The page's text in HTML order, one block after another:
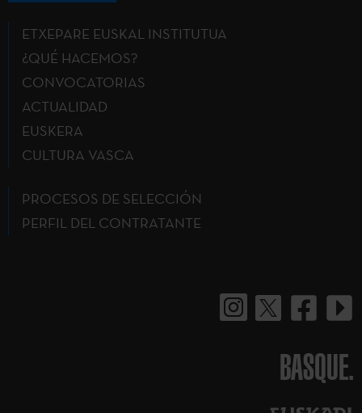
ETXEPARE EUSKAL INSTITUTUA
¿QUÉ HACEMOS?
CONVOCATORIAS
ACTUALIDAD
EUSKERA
CULTURA VASCA
PROCESOS DE SELECCIÓN
PERFIL DEL CONTRATANTE
BASQUE.